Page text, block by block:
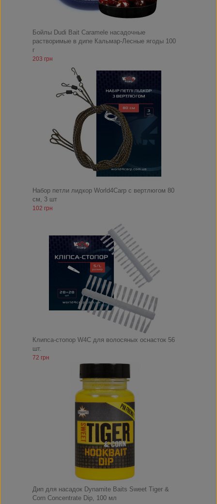
Бойлы Dudi Bait Caramele насадочные
растворимые в дипе Кальмар-Лесные ягоды 100
г
203 грн
Набор петли лидкор World4Carp с вертлюгом 80
см, 3 шт
102 грн
Клипса-стопор W4C для волосяных оснасток 56
шт.
72 грн
Дип для насадок Dynamite Baits Sweet Tiger &
Corn Concentrate Dip, 100 мл